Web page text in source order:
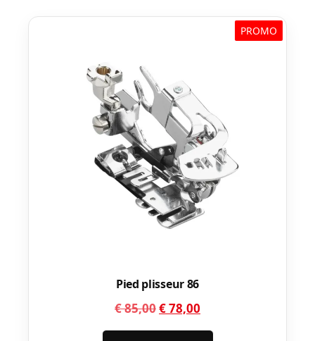
PROMO
Pied plisseur 86
€85,00Le
prix
€78,00
prix